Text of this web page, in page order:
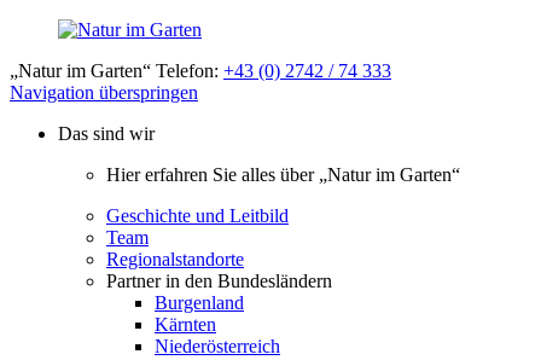
„Natur im Garten“ Telefon: +43 (0) 2742 / 74 333
Navigation überspringen
Das sind wir
Hier erfahren Sie alles über „Natur im Garten“
Geschichte und Leitbild
Team
Regionalstandorte
Partner in den Bundesländern
Burgenland
Kärnten
Niederösterreich